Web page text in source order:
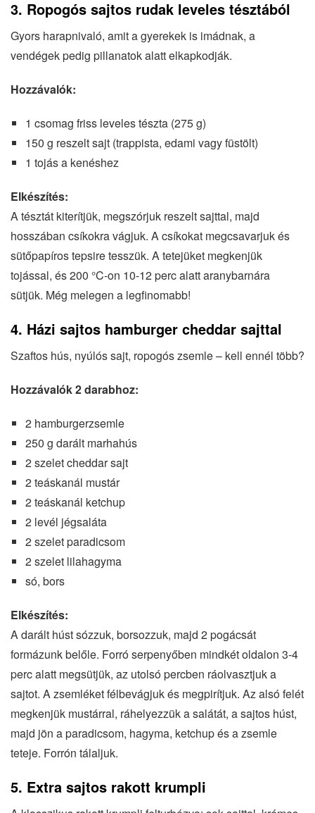
3. Ropogós sajtos rudak leveles tésztából
Gyors harapnivaló, amit a gyerekek is imádnak, a
vendégek pedig pillanatok alatt elkapkodják.
Hozzávalók:
1 csomag friss leveles tészta (275 g)
150 g reszelt sajt (trappista, edami vagy füstölt)
1 tojás a kenéshez
Elkészítés:
A tésztát kiterítjük, megszórjuk reszelt sajttal, majd
hosszában csíkokra vágjuk. A csíkokat megcsavarjuk és
sütőpapíros tepsire tesszük. A tetejüket megkenjük
tojással, és 200 °C-on 10-12 perc alatt aranybarnára
sütjük. Még melegen a legfinomabb!
4. Házi sajtos hamburger cheddar sajttal
Szaftos hús, nyúlós sajt, ropogós zsemle – kell ennél több?
Hozzávalók 2 darabhoz:
2 hamburgerzsemle
250 g darált marhahús
2 szelet cheddar sajt
2 teáskanál mustár
2 teáskanál ketchup
2 levél jégsaláta
2 szelet paradicsom
2 szelet lilahagyma
só, bors
Elkészítés:
A darált húst sózzuk, borsozzuk, majd 2 pogácsát
formázunk belőle. Forró serpenyőben mindkét oldalon 3-4
perc alatt megsütjük, az utolsó percben ráolvasztjuk a
sajtot. A zsemléket félbevágjuk és megpirítjuk. Az alsó felét
megkenjük mustárral, ráhelyezzük a salátát, a sajtos húst,
majd jön a paradicsom, hagyma, ketchup és a zsemle
teteje. Forrón tálaljuk.
5. Extra sajtos rakott krumpli